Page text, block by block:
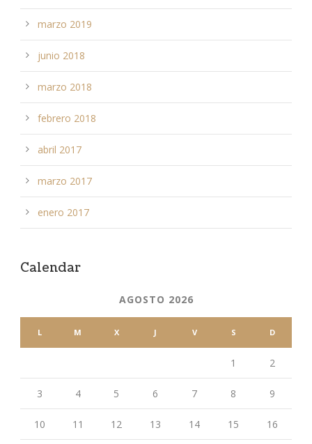
marzo 2019
junio 2018
marzo 2018
febrero 2018
abril 2017
marzo 2017
enero 2017
Calendar
AGOSTO 2026
L M X J V S D
1 2
3 4 5 6 7 8 9
10 11 12 13 14 15 16